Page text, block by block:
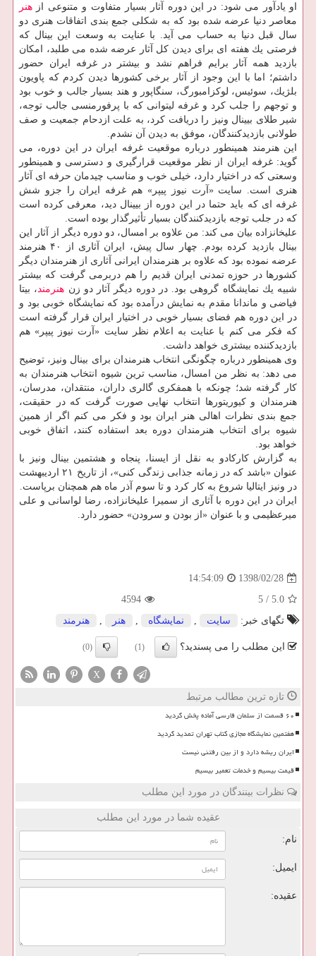
او یادآور می شود: در این دوره آثار بسیار متفاوت و متنوعی از هنر
معاصر دنیا عرضه شده بود كه به شكلی جمع بندی اتفاقات هنری دو
سال قبل دنیا به حساب می آید. با عنایت به وسعت این بینال كه
فرصتی یك هفته ای برای دیدن كل آثار عرضه شده می طلبد، امكان
بازدید همه آثار برایم فراهم نشد و بیشتر در غرفه ایران حضور
داشتم؛ اما با این وجود از آثار برخی كشورها دیدن كردم كه پاویون
بلژیك، سوئیس، لوكزامبورگ، سنگاپور و هند بسیار جالب و خوب بود
و توجهم را جلب كرد و غرفه لیتوانی كه با پرفورمنسی جالب توجه،
شیر طلای بیینال ونیز را دریافت كرد، به علت ازدحام جمعیت و صف
طولانی بازدیدكنندگان، موفق به دیدن آن نشدم.
این هنرمند همینطور درباره موقعیت غرفه ایران در این دوره، می
گوید: غرفه ایران از نظر موقعیت قرارگیری و دسترسی و همینطور
وسعتی كه در اختیار دارد، خیلی خوب و مناسب چیدمان حرفه ای آثار
هنری است. سایت «آرت نیوز پیپر» هم غرفه ایران را جزو شش
غرفه ای كه باید حتما در این دوره از بیینال دید، معرفی كرده است
كه در جلب توجه بازدیدكنندگان بسیار تأثیرگذار بوده است.
علیخانزاده بیان می كند: من علاوه بر امسال، دو دوره دیگر از آثار این
بینال بازدید كرده بودم. چهار سال پیش، ایران آثاری از ۴۰ هنرمند
عرضه نموده بود كه علاوه بر هنرمندان ایرانی آثاری از هنرمندان دیگر
كشورها در حوزه تمدنی ایران قدیم را هم دربرمی گرفت كه بیشتر
شبیه یك نمایشگاه گروهی بود. در دوره دیگر آثار دو زن هنرمند ، بیتا
فیاضی و ماندانا مقدم به نمایش درآمده بود كه نمایشگاه خوبی بود و
در این دوره هم فضای بسیار خوبی در اختیار ایران قرار گرفته است
كه فكر می كنم با عنایت به اعلام نظر سایت «آرت نیوز پیپر» هم
بازدیدكننده بیشتری خواهد داشت.
وی همینطور درباره چگونگی انتخاب هنرمندان برای بینال ونیز، توضیح
می دهد: به نظر من امسال، مناسب ترین شیوه انتخاب هنرمندان به
كار گرفته شد؛ چونكه با همفكری گالری داران، منتقدان، مدرسان،
هنرمندان و كیوریتورها انتخاب نهایی صورت گرفت كه در حقیقت،
جمع بندی نظرات اهالی هنر ایران بود و فكر می كنم اگر از همین
شیوه برای انتخاب هنرمندان دوره بعد استفاده كنند، اتفاق خوبی
خواهد بود.
به گزارش كاركادو به نقل از ایسنا، پنجاه و هشتمین بینال ونیز با
عنوان «باشد كه در زمانه جذابی زندگی كنی»، از تاریخ ۲۱ اردیبهشت
در ونیز ایتالیا شروع به كار كرد و تا سوم آذر ماه هم همچنان برپاست.
ایران در این دوره با آثاری از سمیرا علیخانزاده، رضا لواسانی و علی
میرعظیمی و با عنوان «از بودن و سرودن» حضور دارد.
1398/02/28
14:54:09
5.0
/
5
4594
تگهای خبر:
سایت , نمایشگاه , هنر , هنرمند
این مطلب را می پسندید؟ (1)
(0)
X
تازه ترین مطالب مرتبط
۶۰ قسمت از سلمان فارسی آماده پخش گردید
هفتمین نمایشگاه مجازی کتاب تهران تمدید گردید
ایران ریشه دارد و از بین رفتنی نیست
قیمت بیسیم و خدمات تعمیر بیسیم
نظرات بینندگان در مورد این مطلب
عقیده شما در مورد این مطلب
نام:
ایمیل:
عقیده: